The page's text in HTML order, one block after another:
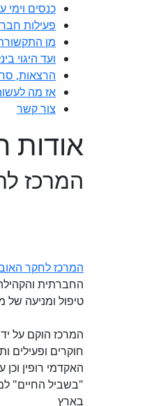
כנסים וימי
פעילות
מן
ועד היגוי
הרצאות,
אז מה
צור קשר
אודות
המרכז
המרכז לחקר
החברתית
טיפול ומניעה של
המרכז הוקם על
חוקרים ופעילים
האקדמי רופין
"בשביל החיים"
בארץ